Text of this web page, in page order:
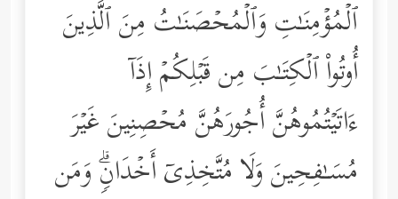
ٱلۡمُؤۡمِنَـٰتِ وَٱلۡمُحۡصَنَـٰتُ مِنَ ٱلَّذِینَ
أُوتُواْ ٱلۡكِتَـٰبَ مِن قَبۡلِكُمۡ إِذَاۤ
ءَاتَیۡتُمُوهُنَّ أُجُورَهُنَّ مُحۡصِنِینَ غَیۡرَ
مُسَـٰفِحِینَ وَلَا مُتَّخِذِیۤ أَخۡدَانࣲۗ وَمَن